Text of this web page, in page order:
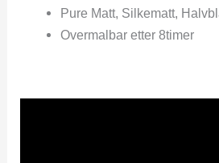
Pure Matt, Silkematt,
Overmalbar etter 8timer